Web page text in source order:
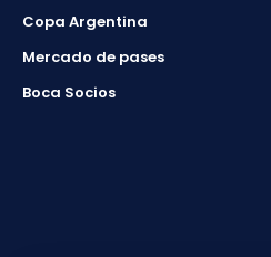
Copa Argentina
Mercado de pases
Boca Socios